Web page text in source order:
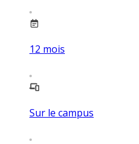
12 mois
Sur le campus